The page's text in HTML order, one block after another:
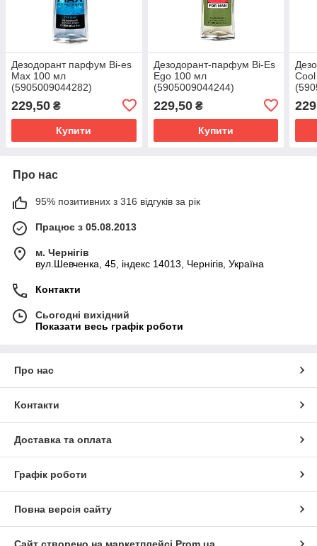
Дезодорант парфум Bi-es
Max 100 мл
(5905009044282)
229,50 ₴
Купити
Дезодорант-парфум Bi-Es
Ego 100 мл
(5905009044244)
229,50₴
Купити
Про нас
95% позитивних з 316 відгуків за рік
Працює з 05.08.2013
м. Чернігів
вул.Шевченка, 45, індекс 14013, Чернігів, Україна
Контакти
Сьогодні вихідний
Показати весь графік роботи
Про нас
Контакти
Доставка та оплата
Графік роботи
Повна версія сайту